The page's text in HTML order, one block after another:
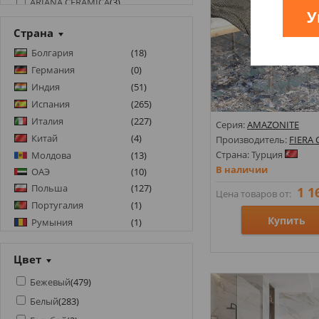
ATLAS CONCORDE
ATRIUM(2)
AZTECA
AZULEJOS BENADRESA
4)
AZULEV
AZULIBER
AZUVI(6)
BALDOCER
BESTILE(7
BIG SLABS BY NUOVOCORSO
CERAMA MARKET
Страна
Болгария (18)
Германия
(0)
Индия
(51)
Испания
(265)
Италия
(227)
Китай
(4)
Молдова
(13)
ОАЭ
(10)
Польша
(127)
Португалия
(1)
Румыния
(1)
Украина
Цвет
Бежевый(479)
Белый(283)
Серия:AMAZONITE
Производитель: FIERA
Страна: Турция
В наличии
Цена товаров от: 1
Купить
Стили: Под камень;